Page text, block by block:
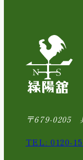
〒679-0205
TEL: 0120-